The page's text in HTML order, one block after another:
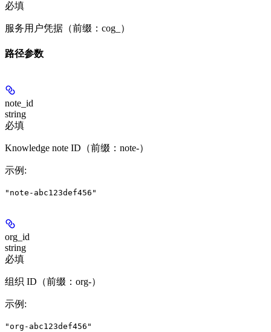
必填
服务用户凭据（前缀：cog_）
路径参数
note_id
string
必填
Knowledge note ID（前缀：note-）
示例 :
"note-abc123def456"
org_id
string
必填
组织 ID（前缀：org-）
示例 :
"org-abc123def456"